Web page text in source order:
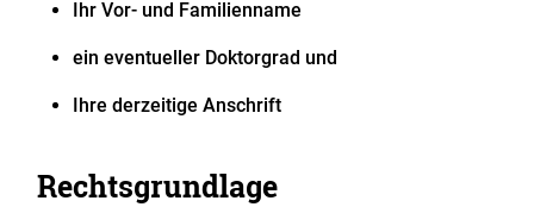
Ihr Vor- und Familienname
ein eventueller Doktorgrad und
Ihre derzeitige Anschrift
Rechtsgrundlage